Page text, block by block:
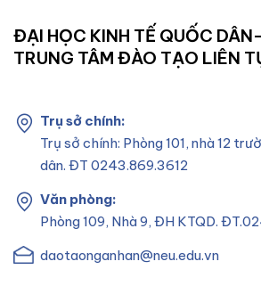
ĐẠI HỌC KINH TẾ QUỐC DÂN-
TRUNG TÂM ĐÀO TẠO LIÊN
Trụ sở chính:
Trụ sở chính: Phòng 101, nhà 12
dân. ĐT 0243.869.3612
Văn phòng:
Phòng 109, Nhà 9, ĐH KTQD.
daotaonganhan@neu.edu.vn